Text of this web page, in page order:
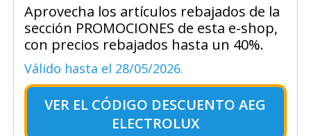
Aprovecha los artículos rebajados de la
sección PROMOCIONES de esta e-shop,
con precios rebajados hasta un 40%.
Válido hasta el 28/05/2026.
VER EL CÓDIGO DESCUENTO AEG
ELECTROLUX